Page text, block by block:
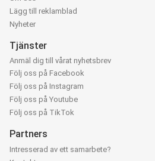
Lägg till reklamblad
Nyheter
Tjänster
Anmäl dig till vårat nyhetsbrev
Följ oss på Facebook
Följ oss på Instagram
Följ oss på Youtube
Följ oss på TikTok
Partners
Intresserad av ett samarbete?